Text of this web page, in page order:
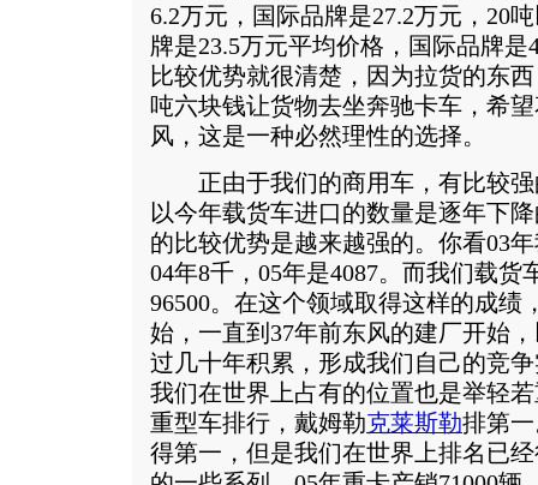
6.2万元，国际品牌是27.2万元，20
牌是23.5万元平均价格，国际品牌
比较优势就很清楚，因为拉货的东
吨六块钱让货物去坐奔驰卡车，希
风，这是一种必然理性的选择。
正由于我们的商用车，有比较强
以今年载货车进口的数量是逐年下
的比较优势是越来越强的。你看03
04年8千，05年是4087。而我们载货
96500。在这个领域取得这样的成绩
始，一直到37年前东风的建厂开始
过几十年积累，形成我们自己的竞
我们在世界上占有的位置也是举轻
重型车排行，戴姆勒克莱斯勒排第
得第一，但是我们在世界上排名已